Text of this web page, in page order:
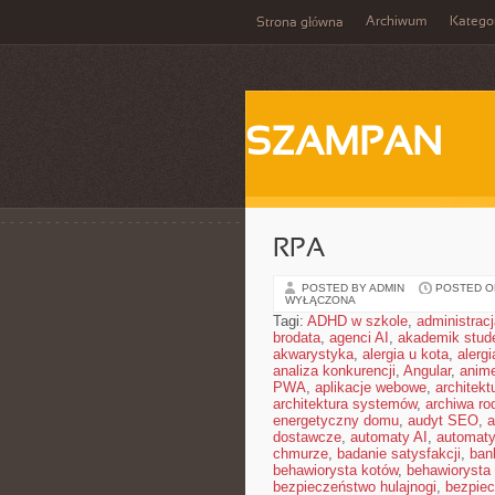
Strona główna Archiwum
SZAMPAN
RPA
POSTED BY ADMIN POSTED
WYŁĄCZONA
Tagi: ADHD w szkole,
brodata, agenci AI , akademik
akwarystyka, alergia u kota,
analiza konkurencji, Angular,
PWA, aplikacje webowe,
architektura systemów, archiwa
energetyczny domu, audyt SEO,
dostawcze, automaty AI ,
chmurze, badanie satysfakcji,
behawiorysta kotów, behawiorysta
bezpieczeństwo hulajnogi,